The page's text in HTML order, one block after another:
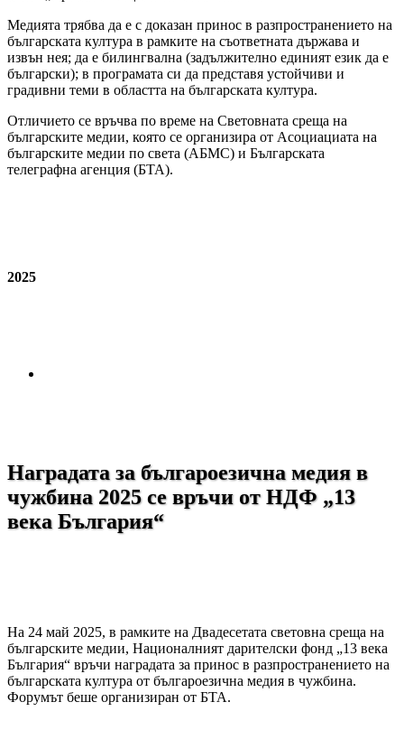
Медията трябва да е с доказан принос в разпространението на
българската култура в рамките на съответната държава и
извън нея; да е билингвална (задължително единият език да е
български); в програмата си да представя устойчиви и
градивни теми в областта на българската култура.
Отличието се връчва по време на Световната среща на
българските медии, която се организира от Асоциациата на
българските медии по света (АБМС) и Българската
телеграфна агенция (БТА).
2025
Наградата за българоезична медия в
чужбина 2025 се връчи от НДФ „13
века България“
На 24 май 2025, в рамките на Двадесетата световна среща на
българските медии, Националният дарителски фонд „13 века
България“ връчи наградата за принос в разпространението на
българската култура от българоезична медия в чужбина.
Форумът беше организиран от БТА.